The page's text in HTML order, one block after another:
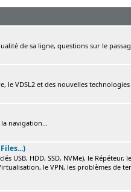
de sa ligne, questions sur le
VDSL2 et des nouvelles
la navigation...
USB, HDD, SSD, NVMe), le Répéteur,
le VPN, les problèmes de